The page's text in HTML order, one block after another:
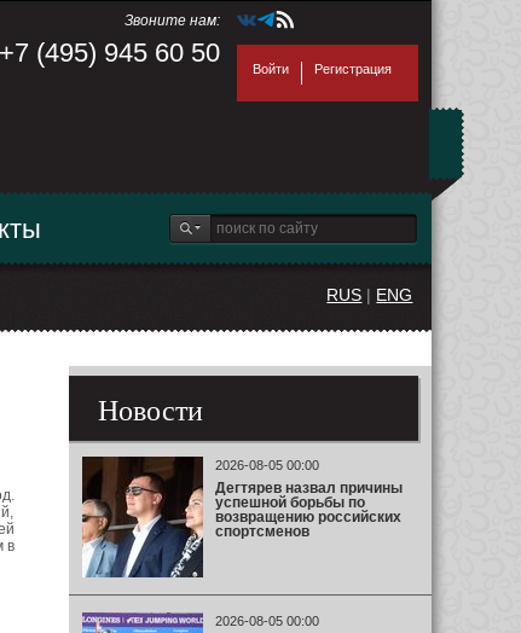
Звоните нам:
+7 (495) 945 60 50
Войти Регистрация
RUS | ENG
в
Новости
2026-08-05 00:00
Дегтярев назвал причины
успешной борьбы по
возвращению российских
спортсменов
2026-08-05 00:00